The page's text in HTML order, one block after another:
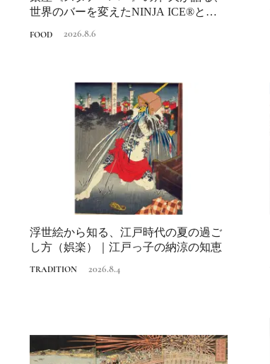
世界のバーを変えたNINJA ICE®と
FOOD 2026.8.6
浮世絵から知る、江戸時代の夏の過ご
し方（娯楽）｜江戸っ子の納涼の知恵
TRADITION 2026.8.4